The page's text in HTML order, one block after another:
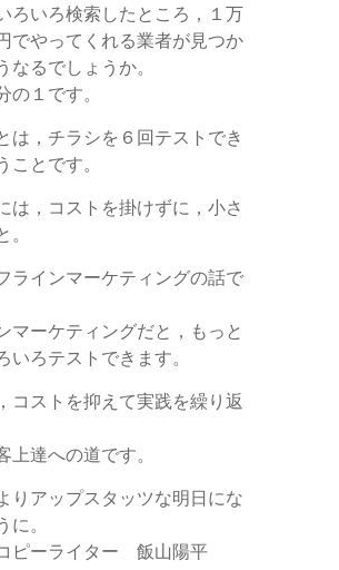
ろいろ検索したところ，１万
でやってくれる業者が見つか
なるでしょうか。
の１です。
は，チラシを６回テストでき
ことです。
は，コストを掛けずに，小さ
ラインマーケティングの話で
マーケティングだと，もっと
いろテストできます。
コストを抑えて実践を繰り返
上達への道です。
りアップスタッツな明日にな
。
ピーライター 飯山陽平